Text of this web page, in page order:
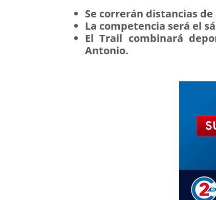
Se correrán distancias de
La competencia será el
El Trail combinará
Antonio.